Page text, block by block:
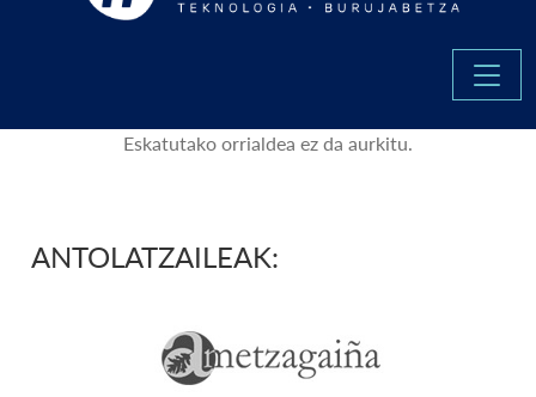
Eskatutako orrialdea ez da aurkitu.
ANTOLATZAILEAK: